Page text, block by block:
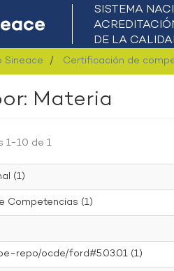
Sineace Certificación de
Materia
1-10 de 1
(1)
Competencias (1)
repo/ocde/ford#5.03.01 (1)